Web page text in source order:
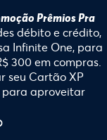
Prêmios Pra
débito e crédito,
Infinite One, para
300 em compras.
seu Cartão XP
para aproveitar